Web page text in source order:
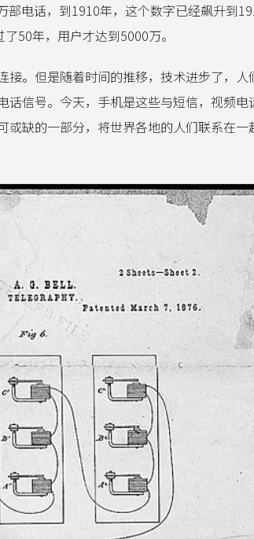
电话，到1910年，这个数字已经飙升到
50年，用户才达到5000万。
接。但是随着时间的推移，技术进步了，人
话信号。今天，手机是这些与短信，视频电
或缺的一部分，将世界各地的人们联系在一